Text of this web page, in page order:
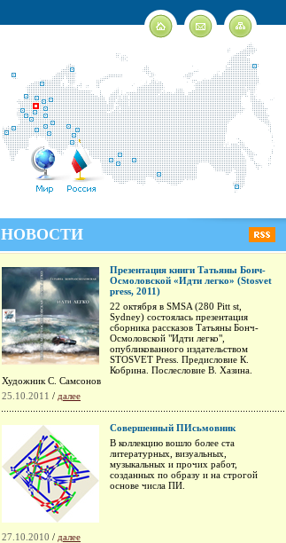
НОВОСТИ
Презентация книги Татьяны Бонч-
Осмоловской «Идти легко» (Stosvet
press, 2011)
22 октября в SMSA (280 Pitt st,
Sydney) состоялась презентация
сборника рассказов Татьяны Бонч-
Осмоловской "Идти легко",
опубликованного издательством
STOSVET Press. Предисловие К.
Кобрина. Послесловие В. Хазина.
Художник С. Самсонов
25.10.2011 / далее
Совершенный ПИсьмовник
В коллекцию вошло более ста
литературных, визуальных,
музыкальных и прочих работ,
созданных по образу и на строгой
основе числа ПИ.
27.10.2010 / далее